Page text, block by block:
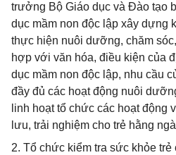
trưởng Bộ Giáo dục và Đào tạo
dục mầm non độc lập xây dựng
thực hiện nuôi dưỡng, chăm
hợp với văn hóa, điều kiện của
dục mầm non độc lập, nhu cầu
đầy đủ các hoạt động nuôi
linh hoạt tổ chức các hoạt động
lưu, trải nghiệm cho trẻ hằng
2. Tổ chức kiểm tra sức khỏe trẻ